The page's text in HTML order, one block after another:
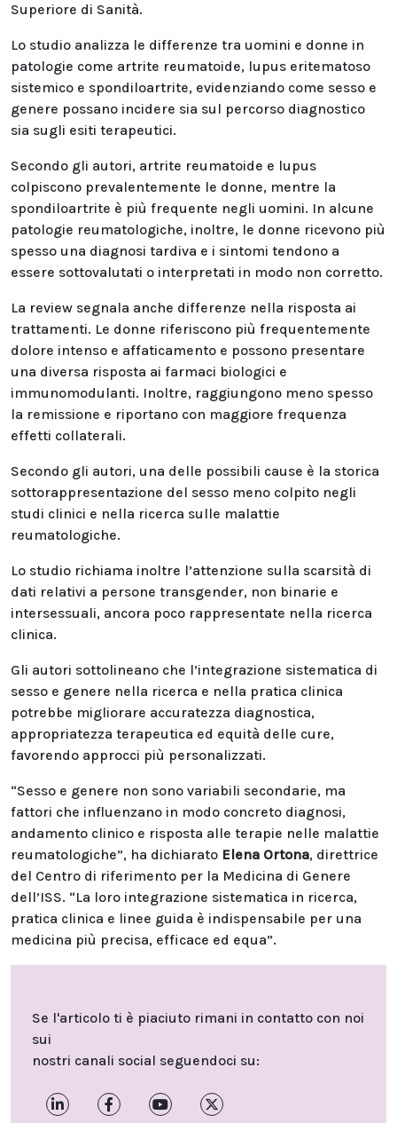
Superiore di Sanità.
Lo studio analizza le differenze tra uomini e donne in
patologie come artrite reumatoide, lupus eritematoso
sistemico e spondiloartrite, evidenziando come sesso e
genere possano incidere sia sul percorso diagnostico
sia sugli esiti terapeutici.
Secondo gli autori, artrite reumatoide e lupus
colpiscono prevalentemente le donne, mentre la
spondiloartrite è più frequente negli uomini. In alcune
patologie reumatologiche, inoltre, le donne ricevono più
spesso una diagnosi tardiva e i sintomi tendono a
essere sottovalutati o interpretati in modo non corretto.
La review segnala anche differenze nella risposta ai
trattamenti. Le donne riferiscono più frequentemente
dolore intenso e affaticamento e possono presentare
una diversa risposta ai farmaci biologici e
immunomodulanti. Inoltre, raggiungono meno spesso
la remissione e riportano con maggiore frequenza
effetti collaterali.
Secondo gli autori, una delle possibili cause è la storica
sottorappresentazione del sesso meno colpito negli
studi clinici e nella ricerca sulle malattie
reumatologiche.
Lo studio richiama inoltre l’attenzione sulla scarsità di
dati relativi a persone transgender, non binarie e
intersessuali, ancora poco rappresentate nella ricerca
clinica.
Gli autori sottolineano che l’integrazione sistematica di
sesso e genere nella ricerca e nella pratica clinica
potrebbe migliorare accuratezza diagnostica,
appropriatezza terapeutica ed equità delle cure,
favorendo approcci più personalizzati.
“Sesso e genere non sono variabili secondarie, ma
fattori che influenzano in modo concreto diagnosi,
andamento clinico e risposta alle terapie nelle malattie
reumatologiche”, ha dichiarato Elena Ortona, direttrice
del Centro di riferimento per la Medicina di Genere
dell’ISS. “La loro integrazione sistematica in ricerca,
pratica clinica e linee guida è indispensabile per una
medicina più precisa, efficace ed equa”.
Se l'articolo ti è piaciuto rimani in contatto con noi
sui
nostri canali social seguendoci su: